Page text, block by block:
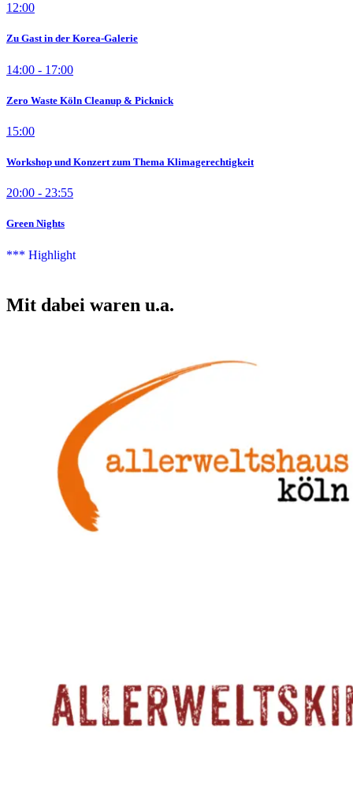
12:00
Zu Gast in der Korea-Galerie
14:00 - 17:00
Zero Waste Köln Cleanup & Picknick
15:00
Workshop und Konzert zum Thema Klimagerechtigkeit
20:00 - 23:55
Green Nights
Mit dabei waren u.a.